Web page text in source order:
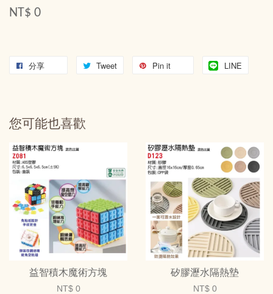
NT$ 0
分享 Tweet Pin it LINE
您可能也喜歡
益智積木魔術方塊
NT$ 0
矽膠瀝水隔熱墊
NT$ 0